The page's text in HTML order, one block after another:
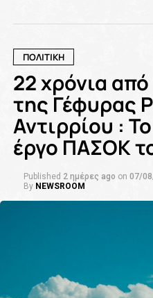
ΠΟΛΙΤΙΚΗ
22 χρόνια από
της Γέφυρας
Αντιρρίου :
έργο ΠΑΣΟΚ
Published 2 ημέρες ago on 07/
By NEWSROOM